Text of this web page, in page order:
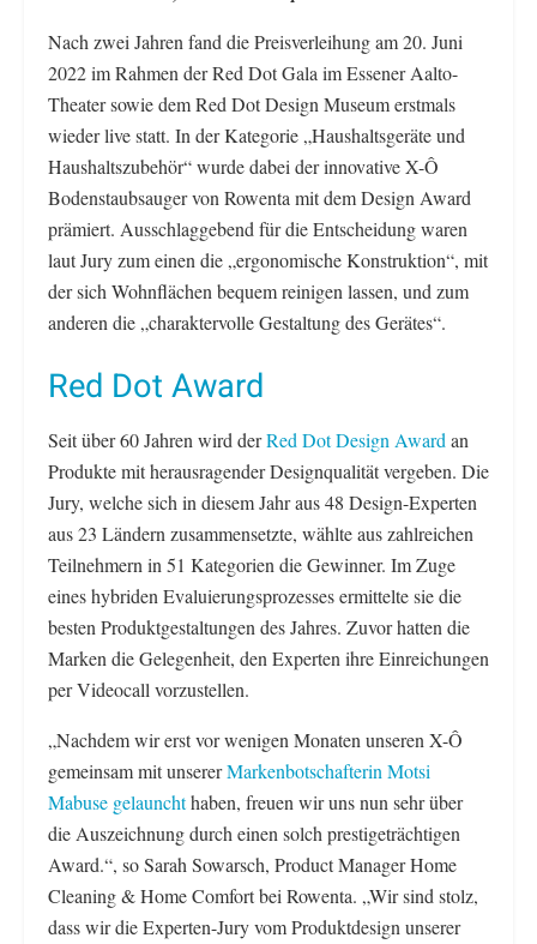
Nach zwei Jahren fand die Preisverleihung am 20. Juni
2022 im Rahmen der Red Dot Gala im Essener Aalto-
Theater sowie dem Red Dot Design Museum erstmals
wieder live statt. In der Kategorie „Haushaltsgeräte und
Haushaltszubehör“ wurde dabei der innovative X-Ô
Bodenstaubsauger von Rowenta mit dem Design Award
prämiert. Ausschlaggebend für die Entscheidung waren
laut Jury zum einen die „ergonomische Konstruktion“, mit
der sich Wohnflächen bequem reinigen lassen, und zum
anderen die „charaktervolle Gestaltung des Gerätes“.
Red Dot Award
Seit über 60 Jahren wird derRed Dot Design Award an
Produkte mit herausragender Designqualität vergeben. Die
Jury, welche sich in diesem Jahr aus 48 Design-Experten
aus 23 Ländern zusammensetzte, wählte aus zahlreichen
Teilnehmern in 51 Kategorien die Gewinner. Im Zuge
eines hybriden Evaluierungsprozesses ermittelte sie die
besten Produktgestaltungen des Jahres. Zuvor hatten die
Marken die Gelegenheit, den Experten ihre Einreichungen
per Videocall vorzustellen.
„Nachdem wir erst vor wenigen Monaten unseren X-Ô
gemeinsam mit unsererMarkenbotschafterin Motsi
Mabuse gelaunchthaben, freuen wir uns nun sehr über
die Auszeichnung durch einen solch prestigeträchtigen
Award.“, so Sarah Sowarsch, Product Manager Home
Cleaning & Home Comfort bei Rowenta. „Wir sind stolz,
dass wir die Experten-Jury vom Produktdesign unserer